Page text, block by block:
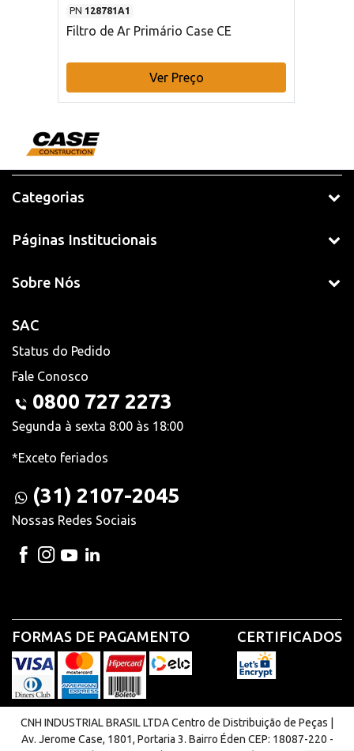
PN 128781A1
Filtro de Ar Primário Case CE
Ver Preço
Categorias
Páginas Institucionais
Sobre Nós
SAC
Status do Pedido
Fale Conosco
0800 727 2273
Segunda à sexta 8:00 às 18:00
*Exceto feriados
(31) 2107-2045
Nossas Redes Sociais
FORMAS DE PAGAMENTO CERTIFICADOS
CNH INDUSTRIAL BRASIL LTDA Centro de Distribuição de Peças |
Av. Jerome Case, 1801, Portaria 3. Bairro Éden CEP: 18087-220 -